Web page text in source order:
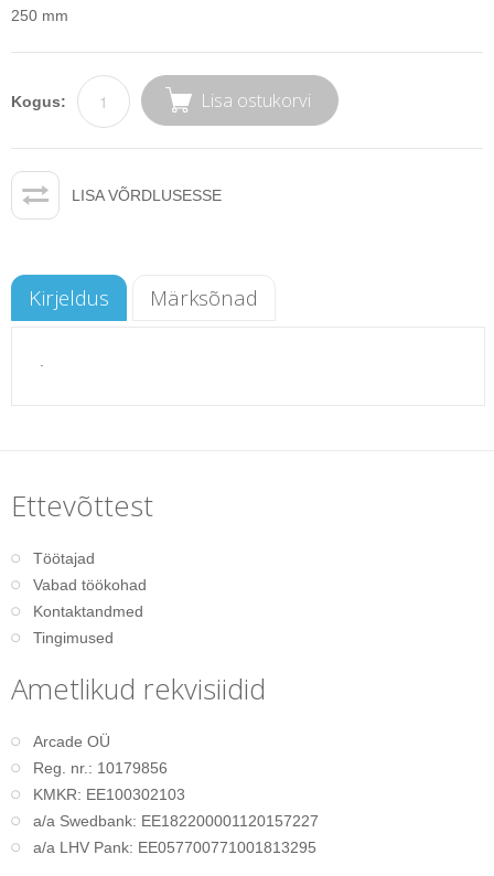
250 mm
Kogus: Lisa ostukorvi
LISA VÕRDLUSESSE
Kirjeldus Märksõnad
Ettevõttest
Töötajad
Vabad töökohad
Kontaktandmed
Tingimused
Ametlikud rekvisiidid
Arcade OÜ
Reg. nr.: 10179856
KMKR: EE100302103
a/a Swedbank: EE182200001120157227
a/a LHV Pank: EE057700771001813295